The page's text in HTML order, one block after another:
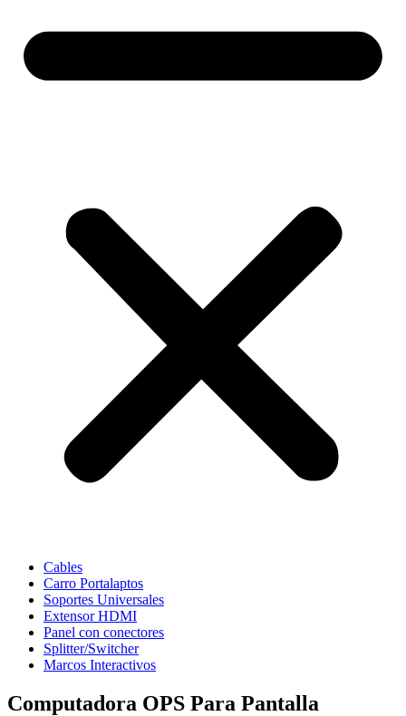
Cables
Carro Portalaptos
Soportes Universales
Extensor HDMI
Panel con conectores
Splitter/Switcher
Marcos Interactivos
Computadora OPS Para Pantalla